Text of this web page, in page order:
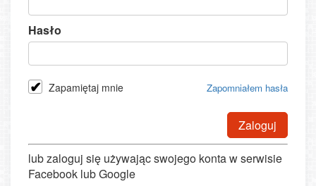
Hasło
Zapamiętaj mnie Zapomniałem hasła
Zaloguj
lub zaloguj się używając swojego konta w serwisie
Facebook lub Google